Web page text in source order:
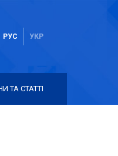
РУС УКР
ТА СТАТТІ